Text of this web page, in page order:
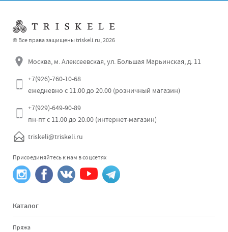
© Все права защищены triskeli.ru, 2026
Москва, м. Алексеевская, ул. Большая Марьинская, д. 11
+7(926)-760-10-68
ежедневно с 11.00 до 20.00 (розничный магазин)
+7(929)-649-90-89
пн-пт с 11.00 до 20.00 (интернет-магазин)
triskeli@triskeli.ru
Присоединяйтесь к нам в соцсетях
Каталог
Пряжа